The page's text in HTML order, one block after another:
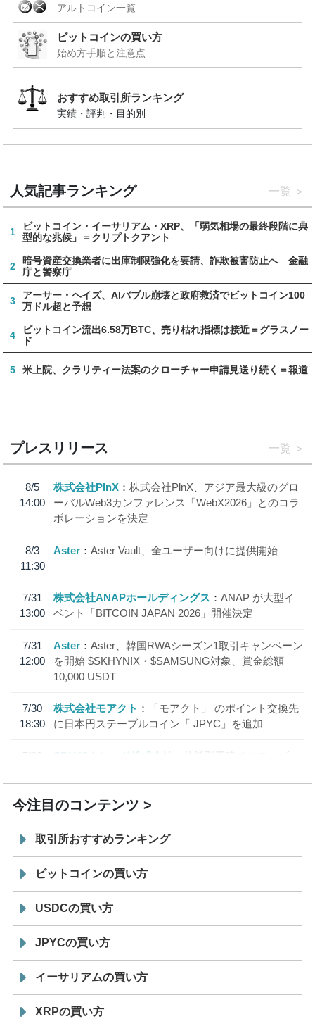
アルトコイン一覧
ビットコインの買い方
始め方手順と注意点
おすすめ取引所ランキング
実績・評判・目的別
人気記事ランキング 一覧
1
ビットコイン・イーサリアム・XRP、「弱気相場の最終段階に典
型的な兆候」＝クリプトクアント
2
暗号資産交換業者に出庫制限強化を要請、詐欺被害防止へ 金融
庁と警察庁
3
アーサー・ヘイズ、AIバブル崩壊と政府救済でビットコイン100
万ドル超と予想
4
ビットコイン流出6.58万BTC、売り枯れ指標は接近＝グラスノー
ド
5 米上院、クラリティー法案のクローチャー申請見送り続く＝報道
プレスリリース 一覧
8/5
14:00
株式会社PlnX
株式会社PlnX、アジア最大級のグロ
ーバルWeb3カンファレンス「WebX2026」とのコラ
ボレーションを決定
8/3
11:30
Aster Aster Vault、全ユーザー向けに提供開始
7/31
13:00
株式会社ANAPホールディングス
ANAP が大型イ
ベント「BITCOIN JAPAN 2026」開催決定
7/31
12:00
Aster
Aster、韓国RWAシーズン1取引キャンペーン
を開始 $SKHYNIX・$SAMSUNG対象、賞金総額
10,000 USDT
7/30
18:30
株式会社モアクト
「モアクト」 のポイント交換先
に日本円ステーブルコイン「 JPYC」を追加
7/29
SBI VCトレード株式会社
信託型円建てステーブル
今注目のコンテンツ
取引所おすすめランキング
ビットコインの買い方
USDCの買い方
JPYCの買い方
イーサリアムの買い方
XRPの買い方